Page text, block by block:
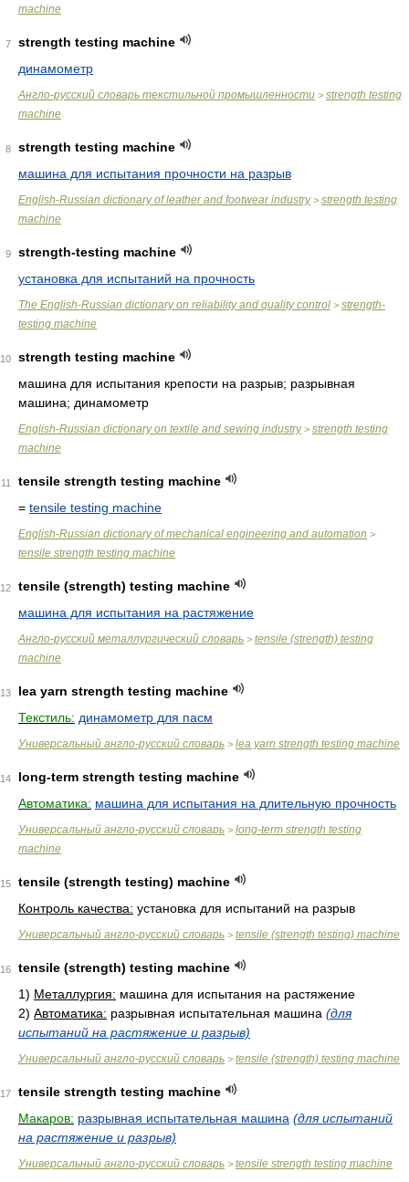
machine
7
strength testing machine
динамометр
Англо-русский словарь текстильной промышленности > strength testing
machine
8
strength testing machine
машина для испытания прочности на разрыв
English-Russian dictionary of leather and footwear industry> strength testing
machine
9
strength-testing machine
установка для испытаний на прочность
The English-Russian dictionary on reliability and quality control > strength-
testing machine
10
strength testing machine
машина для испытания крепости на разрыв; разрывная
машина; динамометр
English-Russian dictionary on textile and sewing industry> strength testing
machine
11
tensile strength testing machine
= tensile testing machine
English-Russian dictionary of mechanical engineering and automation >
tensile strength testing machine
12
tensile (strength) testing machine
машина для испытания на растяжение
Англо-русский металлургический словарь > tensile (strength) testing
machine
13
lea yarn strength testing machine
Текстиль: динамометр для пасм
Универсальный англо-русский словарь > lea yarn strength testing machine
14
long-term strength testing machine
Автоматика: машина для испытания на длительную прочность
Универсальный англо-русский словарь > long-term strength testing
machine
15
tensile (strength testing) machine
Контроль качества: установка для испытаний на разрыв
Универсальный англо-русский словарь > tensile (strength testing) machine
16
tensile (strength) testing machine
1) Металлургия: машина для испытания на растяжение
2) Автоматика: разрывная испытательная машина (для
испытаний на растяжение и разрыв)
Универсальный англо-русский словарь > tensile (strength) testing machine
17
tensile strength testing machine
Макаров: разрывная испытательная машина (для испытаний
на растяжение и разрыв)
Универсальный англо-русский словарь > tensile strength testing machine